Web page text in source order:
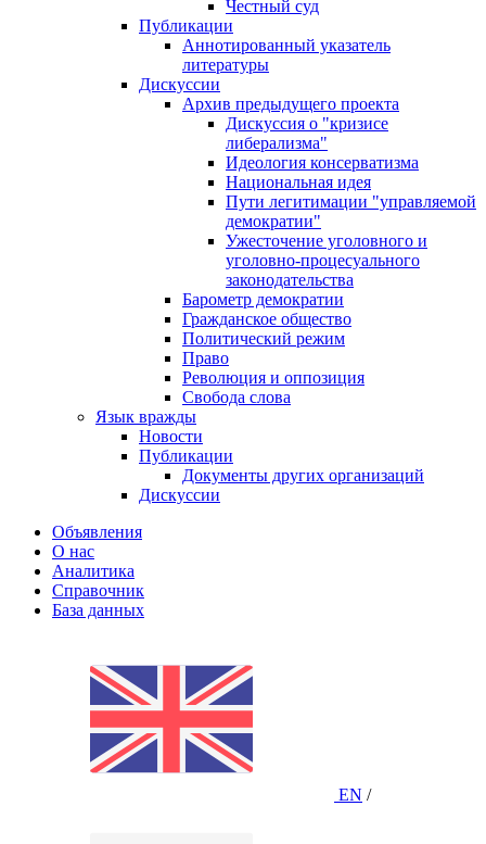
Честный суд
Публикации
Аннотированный указатель
литературы
Дискуссии
Архив предыдущего проекта
Дискуссия о "кризисе
либерализма"
Идеология консерватизма
Национальная идея
Пути легитимации "управляемой
демократии"
Ужесточение уголовного и
уголовно-процесуального
законодательства
Барометр демократии
Гражданское общество
Политический режим
Право
Революция и оппозиция
Свобода слова
Язык вражды
Новости
Публикации
Документы других организаций
Дискуссии
Объявления
О нас
Аналитика
Справочник
База данных
EN /